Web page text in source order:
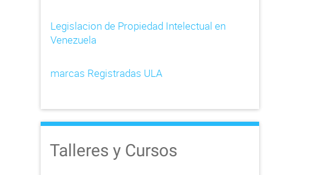
Legislacion de Propiedad Intelectual en
Venezuela
marcas Registradas ULA
Talleres y Cursos